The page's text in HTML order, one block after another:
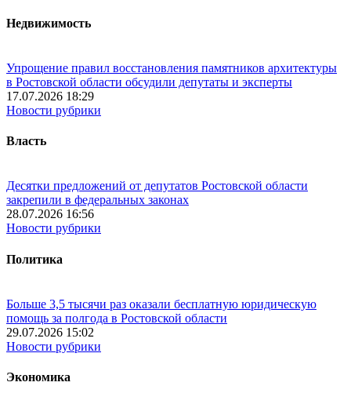
Недвижимость
Упрощение правил восстановления памятников архитектуры
в Ростовской области обсудили депутаты и эксперты
17.07.2026 18:29
Новости рубрики
Власть
Десятки предложений от депутатов Ростовской области
закрепили в федеральных законах
28.07.2026 16:56
Новости рубрики
Политика
Больше 3,5 тысячи раз оказали бесплатную юридическую
помощь за полгода в Ростовской области
29.07.2026 15:02
Новости рубрики
Экономика